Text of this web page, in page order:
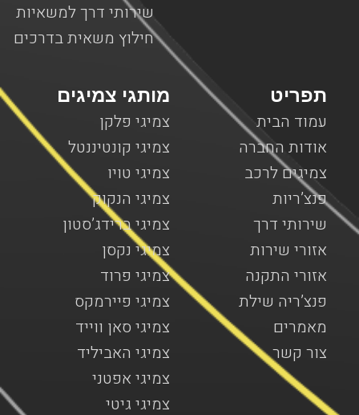
שירותי דרך למשאיות
חילוץ משאית בדרכים
מותגי צמיגים
צמיגי פלקן
צמיגי קונטיננטל
צמיגי טויו
צמיגי הנקוק
צמיגי ברידג’סטון
צמיגי נקסן
צמיגי פרוד
צמיגי פיירמקס
צמיגי סאן ווייד
צמיגי האביליד
צמיגי אפטני
צמיגי גיטי
תפריט
עמוד הבית
אודות החברה
צמיגים לרכב
פנצ’ריות
שירותי דרך
אזורי שירות
אזורי התקנה
פנצ’ריה שילת
מאמרים
צור קשר